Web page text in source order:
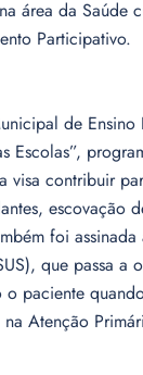
área da Saúde
Participativo.
de Ensino
Escolas”,
visa contribuir
escovação
foi assinada
que passa a
paciente
Atenção